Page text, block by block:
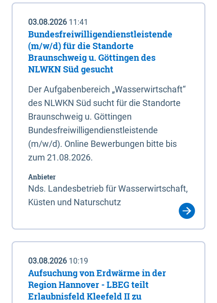
03.08.2026 11:41
Bundesfreiwilligendienstleistende
(m/w/d) für die Standorte
Braunschweig u. Göttingen des
NLWKN Süd gesucht
Der Aufgabenbereich „Wasserwirtschaft“
des NLWKN Süd sucht für die Standorte
Braunschweig u. Göttingen
Bundesfreiwilligendienstleistende
(m/w/d). Online Bewerbungen bitte bis
zum 21.08.2026.
Anbieter
Nds. Landesbetrieb für Wasserwirtschaft,
Küsten und Naturschutz
03.08.2026 10:19
Aufsuchung von Erdwärme in der
Region Hannover - LBEG teilt
Erlaubnisfeld Kleefeld II zu